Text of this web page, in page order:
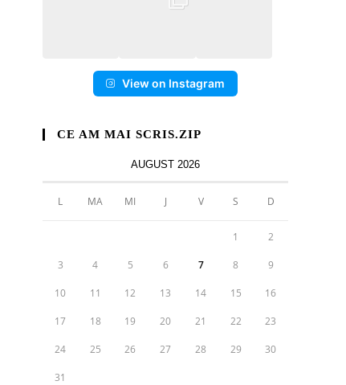
View on Instagram
CE AM MAI SCRIS.ZIP
AUGUST 2026
L MA MI J V S D
1 2
3 4 5 6 7 8 9
10 11 12 13 14 15 16
17 18 19 20 21 22 23
24 25 26 27 28 29 30
31